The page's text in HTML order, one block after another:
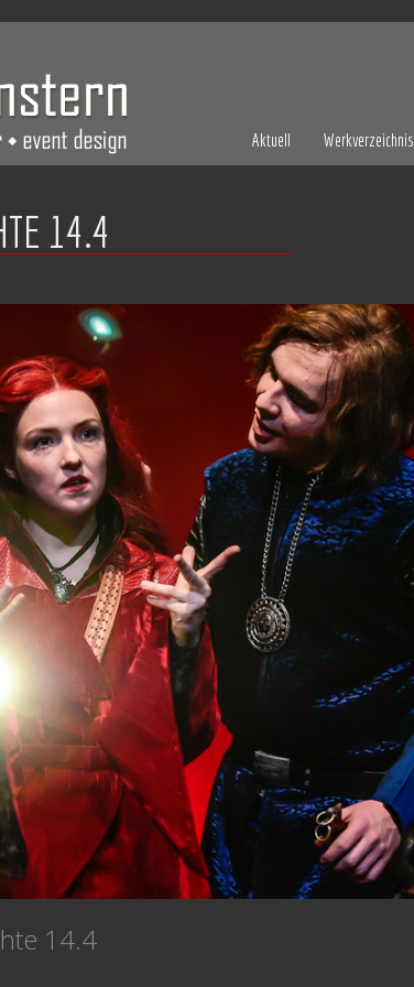
Aktuell Werkverzeichnis
14.4
14.4